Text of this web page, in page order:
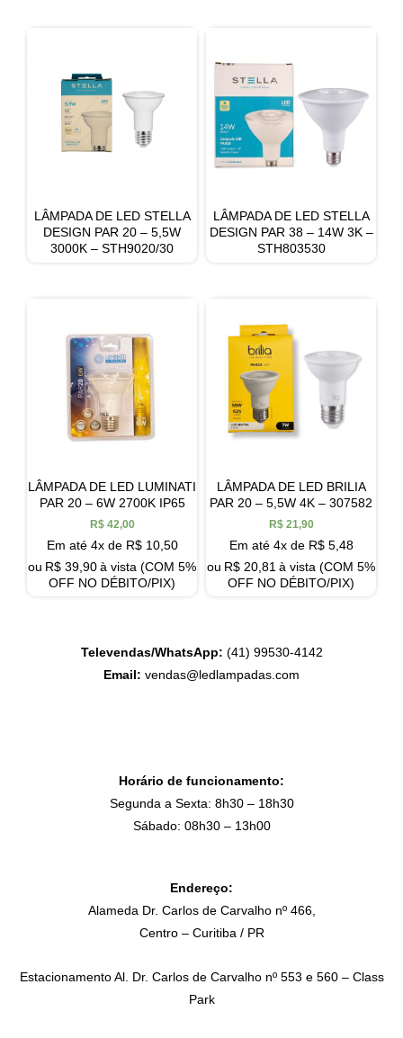
LÂMPADA DE LED STELLA
DESIGN PAR 20 – 5,5W
3000K – STH9020/30
LÂMPADA DE LED STELLA
DESIGN PAR 38 – 14W 3K –
STH803530
LÂMPADA DE LED LUMINATI
PAR 20 – 6W 2700K IP65
R$42,00
Em até 4x de R$10,50
ou R$ 39,90à vista (COM 5%
OFF NO DÉBITO/PIX)
LÂMPADA DE LED BRILIA
PAR 20 – 5,5W 4K – 307582
R$21,90
Em até 4x de R$5,48
ou R$ 20,81 à vista (COM 5%
OFF NO DÉBITO/PIX)
Televendas/WhatsApp: (41) 99530-4142
Email: vendas@ledlampadas.com
Horário de funcionamento:
Segunda a Sexta: 8h30 – 18h30
Sábado: 08h30 – 13h00
Endereço:
Alameda Dr. Carlos de Carvalho nº 466,
Centro – Curitiba / PR
Estacionamento Al. Dr. Carlos de Carvalho nº 553 e 560 – Class
Park